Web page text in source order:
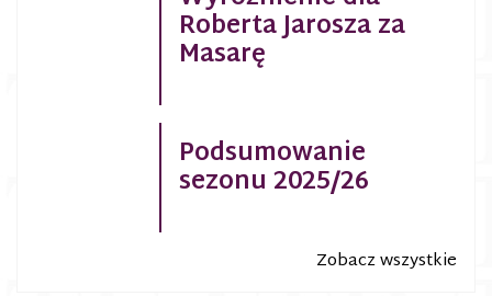
Roberta Jarosza za
Masarę
Podsumowanie
sezonu 2025/26
Zobacz wszystkie